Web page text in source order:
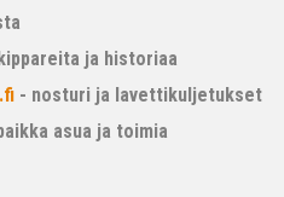
ja historiaa
- nosturi ja lavettikuljetukset
asua ja toimia